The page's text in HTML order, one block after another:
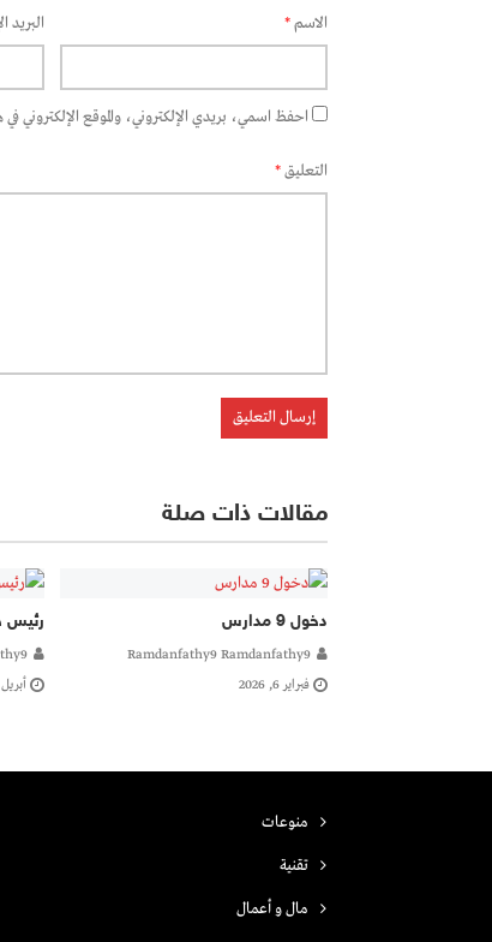
الاسم* البريد
احفظ اسمي، بريدي الإلكتروني، والموقع الإلكتروني في
التعليق*
مقالات ذات صلة
دخول 9 مدارس
Ramdanfathy9 Ramdanfathy9
فبراير 6, 2026
رئيس
أبريل 21,
منوعات
تقنية
مال و أعمال